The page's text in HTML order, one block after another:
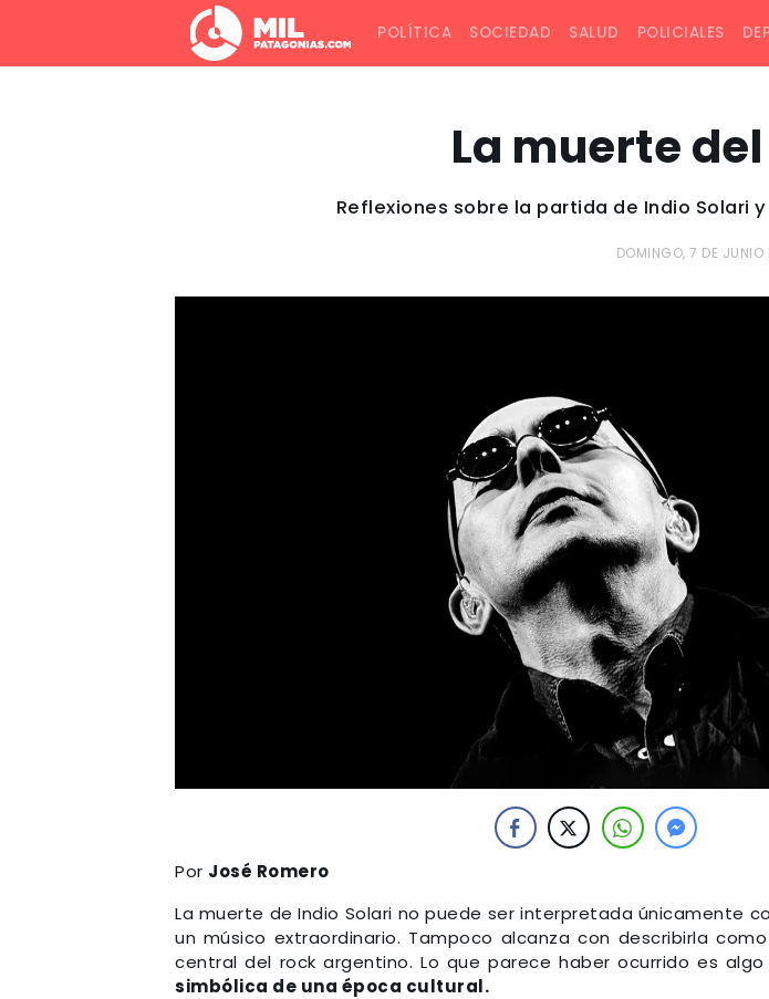
POLÍTICA SOCIEDAD SALUD POLICIALES
La muerte
Reflexiones sobre la partida de Indio Solari
DOMINGO, 7 DE
Por José Romero
La muerte de Indio Solari no puede ser interpretada únicamente
un músico extraordinario. Tampoco alcanza con describirla
central del rock argentino. Lo que parece haber ocurrido es
simbólica de una época cultural.